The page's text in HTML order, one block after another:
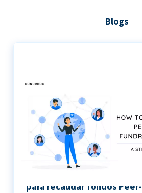
Blogs
para recaudar fondos